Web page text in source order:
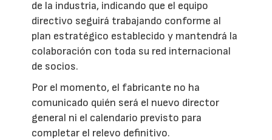
de la industria, indicando que el equipo
directivo seguirá trabajando conforme al
plan estratégico establecido y mantendrá la
colaboración con toda su red internacional
de socios.
Por el momento, el fabricante no ha
comunicado quién será el nuevo director
general ni el calendario previsto para
completar el relevo definitivo.